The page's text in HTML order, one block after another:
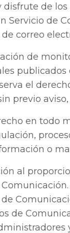
disfrute de
Servicio de
correo
de
el
previo
en
o
al
de